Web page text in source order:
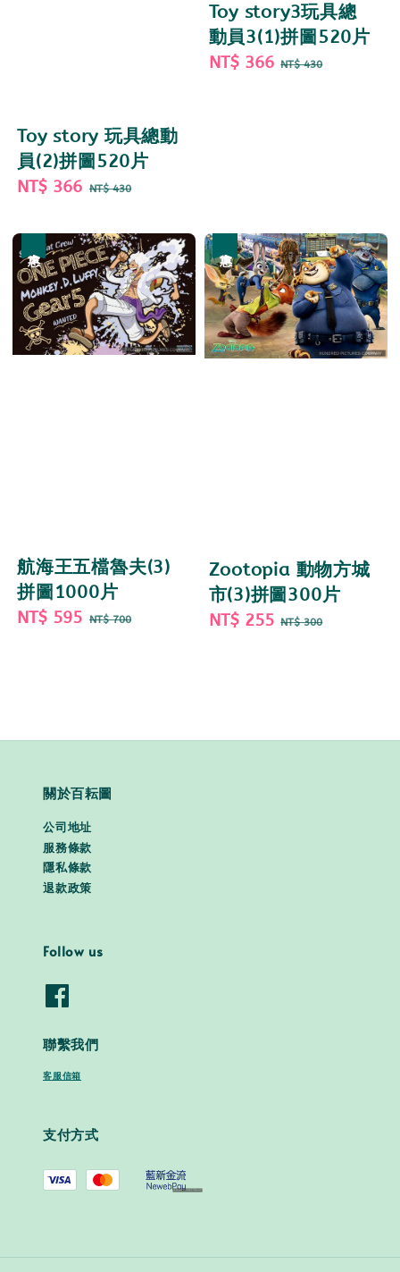
Toy story 玩具總動
員(2)拼圖520片
Sale
NT$ 366 Regular
NT$ 430
Toy story3玩具總
動員3(1)拼圖520片
Sale
NT$ 366 Regular
NT$ 430
航海王五檔魯夫(3)
拼圖1000片
Sale
NT$ 595 Regular
NT$ 700
Zootopia 動物方城
市(3)拼圖300片
Sale
NT$ 255 Regular
NT$ 300
關於百耘圖
公司地址
服務條款
隱私條款
退款政策
Follow us
聯繫我們
客服信箱
支付方式